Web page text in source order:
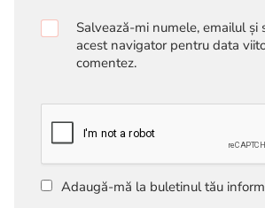
Salvează-mi numele, emailul și
acest navigator pentru data
comentez.
Adaugă-mă la buletinul tău